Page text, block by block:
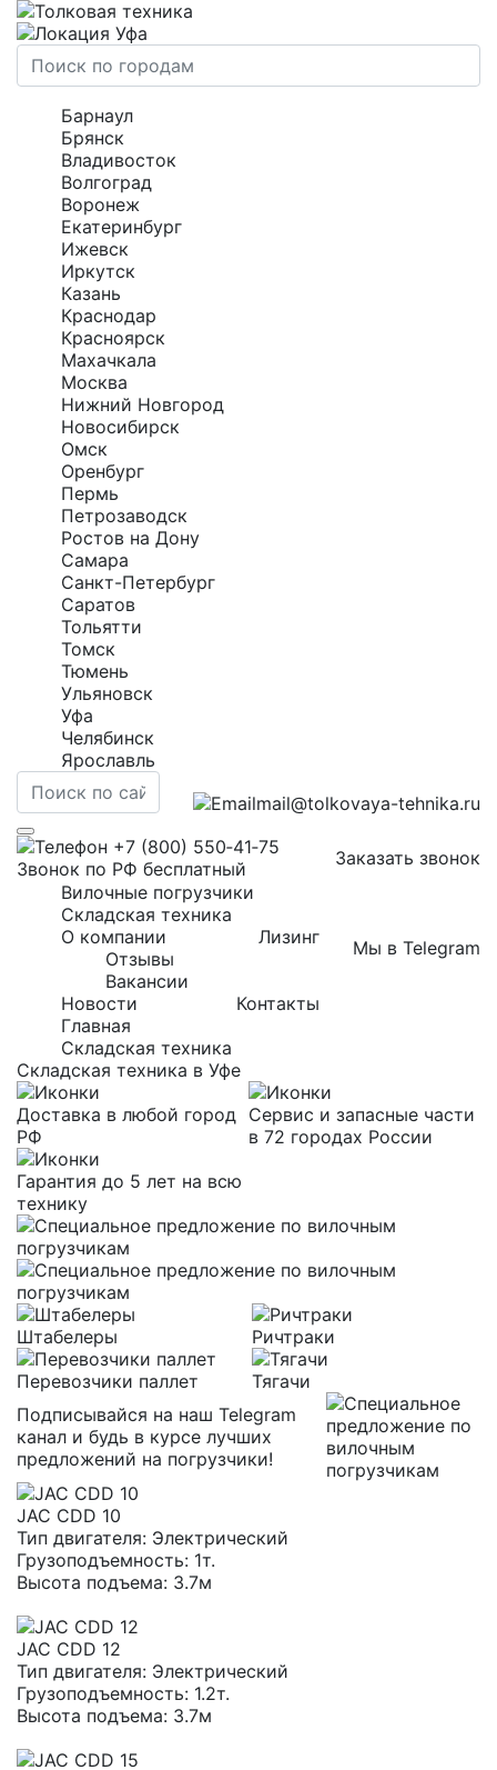
Уфа
Барнаул
Брянск
Владивосток
Волгоград
Воронеж
Екатеринбург
Ижевск
Иркутск
Казань
Краснодар
Красноярск
Махачкала
Москва
Нижний Новгород
Новосибирск
Омск
Оренбург
Пермь
Петрозаводск
Ростов на Дону
Самара
Санкт-Петербург
Саратов
Тольятти
Томск
Тюмень
Ульяновск
Уфа
Челябинск
Ярославль
mail@tolkovaya-tehnika.ru
+7 (800) 550‑41‑75
Звонок по РФ бесплатный
Заказать звонок
Вилочные погрузчики
Складская техника
О компании
Отзывы
Вакансии
Лизинг
Новости Контакты
Мы в Telegram
Главная
Складская техника
Складская техника в Уфе
Доставка в любой город
РФ
Сервис и запасные части
в 72 городах России
Гарантия до 5 лет на всю
технику
Штабелеры
Ричтраки
Перевозчики паллет
Тягачи
Подписывайся на наш Telegram
канал и будь в курсе лучших
предложений на погрузчики!
JAC CDD 10
Тип двигателя: Электрический
Грузоподъемность: 1т.
Высота подъема: 3.7м
JAC CDD 12
Тип двигателя: Электрический
Грузоподъемность: 1.2т.
Высота подъема: 3.7м